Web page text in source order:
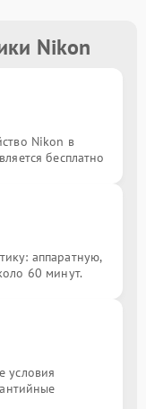
Nikon
Nikon в
бесплатно
аппаратную,
60 минут.
условия